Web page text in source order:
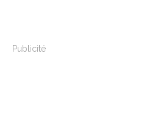
Publicité